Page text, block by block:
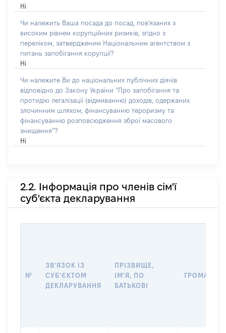
Ні
Чи належить Ваша посада до посад, пов'язаних з
високим рівнем корупційних ризиків, згідно з
переліком, затвердженим Національним агентством з
питань запобігання корупції?
Ні
Чи належите Ви до національних публічних діячів
відповідно до Закону України “Про запобігання та
протидію легалізації (відмиванню) доходів, одержаних
злочинним шляхом, фінансуванню тероризму та
фінансуванню розповсюдження зброї масового
знищення”?
Ні
2.2. Інформація про членів сім'ї
суб'єкта декларування
№
ЗВ'ЯЗОК ІЗ
СУБ'ЄКТОМ
ДЕКЛАРУВАННЯ
ПРІЗВИЩЕ,
ІМ'Я, ПО
БАТЬКОВІ